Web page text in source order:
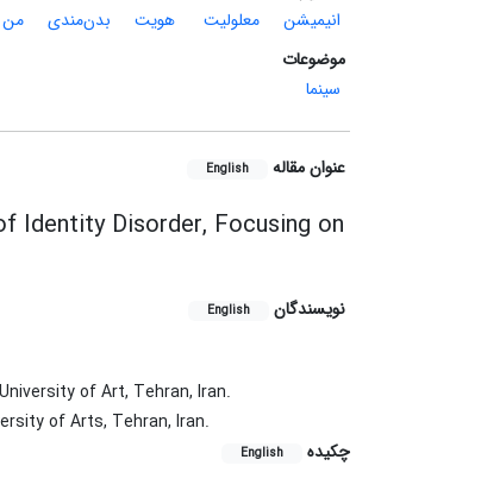
انیمیشن
معلولیت ‌ هویت بدن‌مندی من
موضوعات
سینما
عنوان مقاله English
Identity Disorder, Focusing on
نویسندگان English
of Art, Tehran, Iran.
of Arts, Tehran, Iran.
چکیده
English